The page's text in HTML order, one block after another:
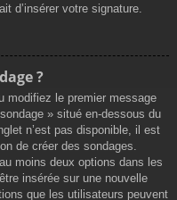
d’insérer votre signature.
?
modifiez le premier message
» situé en-dessous du
n’est pas disponible, il est
de créer des sondages.
moins deux options dans les
insérée sur une nouvelle
que les utilisateurs peuvent